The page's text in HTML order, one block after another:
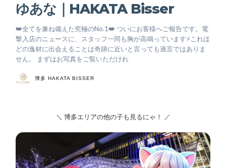
ゆあな｜HAKATA Bisser
👑全てを兼ね備えた究極のNo.1👑 ついにお客様へご報告です。電
撃入店のニュースに、スタッフ一同も胸が高鳴っています⚡️これほ
どの逸材に出会えることは奇跡に近いと言っても過言ではありま
せん。 まずはお写真をご覧いただけれ
博多 HAKATA BISSER
＼ 博多エリアの他の子も見るにゃ！ ／